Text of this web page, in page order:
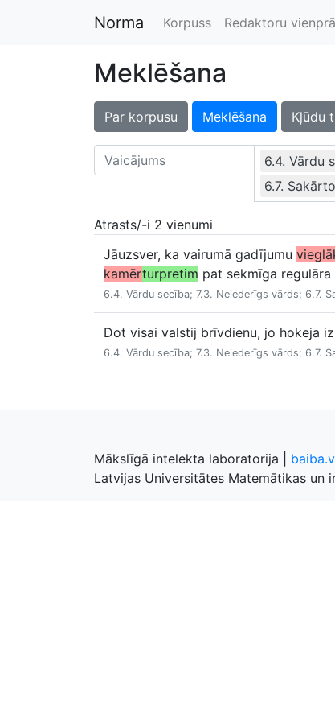
Norma Korpuss Redaktoru
Meklēšana
Par korpusu Meklēšana Kļūdu
6.4. Vārdu
6.7.
Atrasts/-i 2 vienumi
Jāuzsver, ka vairumā gadījumu
kamērturpretim pat sekmīga
6.4. Vārdu secība; 7.3. Neiederīgs vārds; 6.7.
Dot visai valstij brīvdienu, jo hokeja
6.4. Vārdu secība; 7.3. Neiederīgs vārds; 6.7.
Mākslīgā intelekta laboratorija
Latvijas Universitātes Matemātikas un